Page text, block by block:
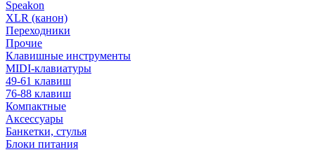
Speakon
XLR (канон)
Переходники
Прочие
Клавишные инструменты
MIDI-клавиатуры
49-61 клавиш
76-88 клавиш
Компактные
Аксессуары
Банкетки, стулья
Блоки питания